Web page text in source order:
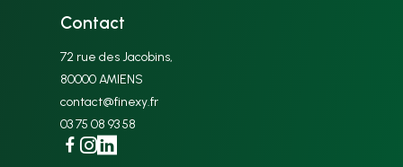
Contact
72 rue des Jacobins,
80000 AMIENS
contact@finexy.fr
03 75 08 93 58
Facebook
Instagram